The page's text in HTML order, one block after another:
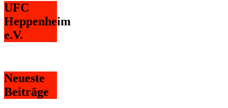
UFC
Heppenheim
e.V.
Neueste
Beiträge